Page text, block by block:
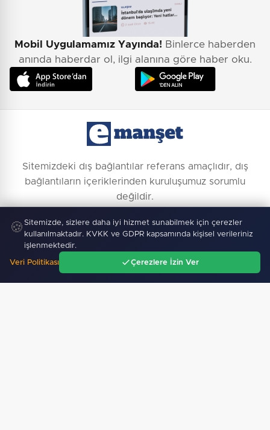
Mobil Uygulamamız Yayında! Binlerce haberden
anında haberdar ol, ilgi alanına göre haber oku.
Sitemizdeki dış bağlantılar referans amaçlıdır, dış
bağlantıların içeriklerinden kuruluşumuz sorumlu
değildir.
Künye Bilgileri
🍪 Sitemizde, sizlere daha iyi hizmet sunabilmek için çerezler
kullanılmaktadır. KVKK ve GDPR kapsamında kişisel verileriniz
işlenmektedir.
Veri Politikası Çerezlere İzin Ver
Gündem Ara Menü